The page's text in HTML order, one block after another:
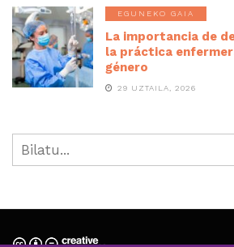
EGUNEKO GAIA
La importancia de
la práctica
género
29 UZTAILA, 2026